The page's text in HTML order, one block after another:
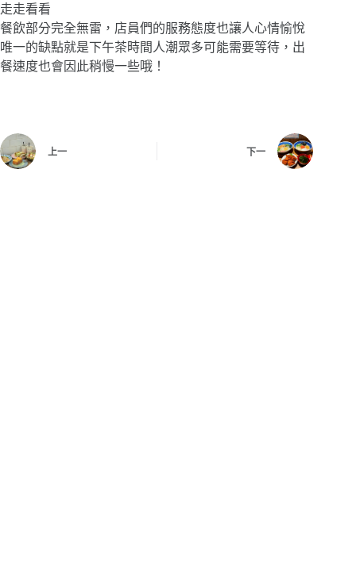
走走看看
餐飲部分完全無雷，店員們的服務態度也讓人心情愉悅
唯一的缺點就是下午茶時間人潮眾多可能需要等待，出
餐速度也會因此稍慢一些哦！
上一 下一